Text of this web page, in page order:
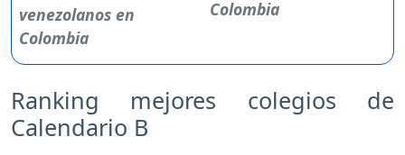
Colombia
Ranking mejores colegios de
Calendario B